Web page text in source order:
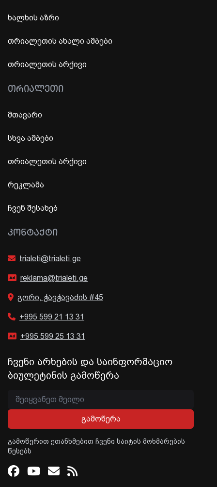
ხალხის აზრი
თრიალეთის ახალი ამბები
თრიალეთის არქივი
ᲗᲠᲘᲐᲚᲔᲗᲘ
მთავარი
სხვა ამბები
თრიალეთის არქივი
რეკლამა
ჩვენ შესახებ
ᲙᲝᲜᲢᲐᲥᲢᲘ
trialeti@trialeti.ge
reklama@trialeti.ge
გორი, ჭავჭავაძის #45
+995 599 21 13 31
+995 599 25 13 31
ჩვენი არხების და საინფორმაციო
ბიულეტინის გამოწერა
გამოწერა
გამოწერით ეთანხმებით ჩვენი საიტის მოხმარების
წესებს
Facebook
Youtube
Email
RSS